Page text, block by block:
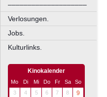
––––––––––––––––––––
Verlosungen.
Jobs.
Kulturlinks.
Kinokalender
Mo Di Mi Do Fr Sa
So
3
4 5 6 7 8
9